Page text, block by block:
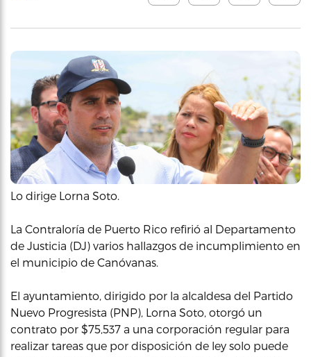
Lo dirige Lorna Soto.
La Contraloría de Puerto Rico refirió al Departamento
de Justicia (DJ) varios hallazgos de incumplimiento en
el municipio de Canóvanas.
El ayuntamiento, dirigido por la alcaldesa del Partido
Nuevo Progresista (PNP), Lorna Soto, otorgó un
contrato por $75,537 a una corporación regular para
realizar tareas que por disposición de ley solo puede